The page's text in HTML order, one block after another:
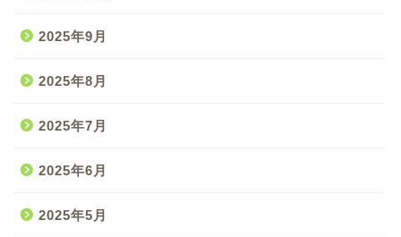
2025年9月
2025年8月
2025年7月
2025年6月
2025年5月